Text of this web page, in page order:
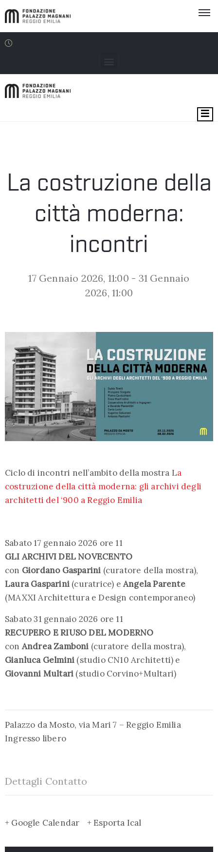
EDU
SHOP
ENGLISH
La costruzione della
città moderna:
incontri
17 Gennaio 2026, 11:00 - 31 Gennaio
2026, 11:00
Ciclo di incontri nell’ambito della mostra La
costruzione della città moderna: gli archivi degli
architetti del ‘900 a Reggio Emilia
Sabato 17 gennaio 2026 ore 11
GLI ARCHIVI DEL NOVECENTO
con Giordano Gasparini (curatore della mostra),
Laura Gasparini (curatrice) e Angela Parente
(MAXXI Architettura e Design contemporaneo)
Sabato 31 gennaio 2026 ore 11
RECUPERO E RIUSO DEL MODERNO
con Andrea Zamboni (curatore della mostra),
Gianluca Gelmini (studio CN10 Architetti) e
Giovanni Multari (studio Corvino+Multari)
Palazzo da Mosto, via Mari 7 – Reggio Emilia
Ingresso libero
Dettagli Contatto
+ Google Calendar + Esporta Ical